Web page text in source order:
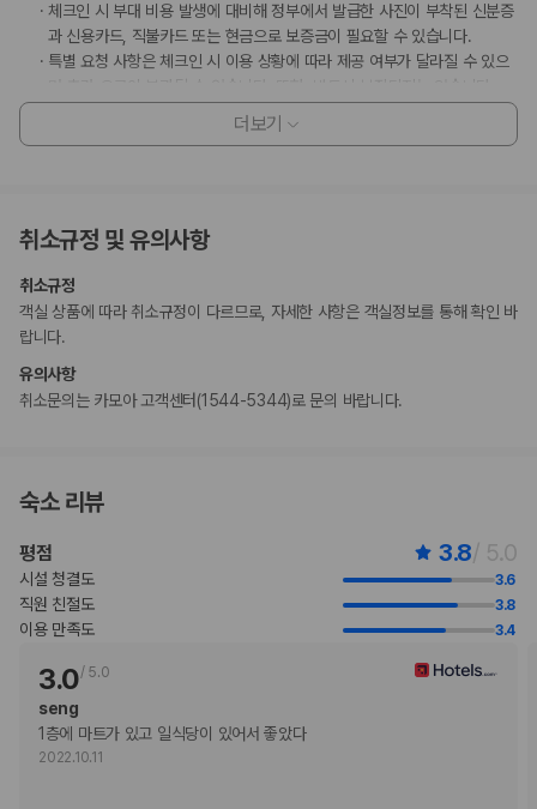
체크인 시 부대 비용 발생에 대비해 정부에서 발급한 사진이 부착된 신분증
과 신용카드, 직불카드 또는 현금으로 보증금이 필요할 수 있습니다.
특별 요청 사항은 체크인 시 이용 상황에 따라 제공 여부가 달라질 수 있으
이 숙박 시설에서 사용 가능한 결제 수단은 신용카드, 현금입니다.
이 숙박 시설은 장애인 안내 동물을 비롯한 모든 반려동물의 출입을 금지하
부가 정보
간이/추가 침대 이용 불가
엘리베이터 없음
기타 선택사항
이른 체크인 요금: USD 20(객실 이용 상황에 따라 다름)
늦은 체크아웃 요금: USD 15(객실 이용 상황에 따라 다름)
현장 결제 유형 및 수단
Visa
Diners Club
직불카드 결제 불가
Discover
현금
JCB International
Mastercard
반려동물
장애인 안내 동물 동반 불가
반려동물 동반 불가
더보기
취소규정 및 유의사항
취소규정
객실 상품에 따라 취소규정이 다르므로, 자세한 사항은 객실정보를 통해 확인 바
랍니다.
유의사항
취소문의는 카모아 고객센터(1544-5344)로 문의 바랍니다.
숙소 리뷰
평점 3.8/ 5.0
시설 청결도 3.6
직원 친절도 3.8
이용 만족도 3.4
3.0/ 5.0
seng
1층에 마트가 있고 일식당이 있어서 좋았다
2022.10.11